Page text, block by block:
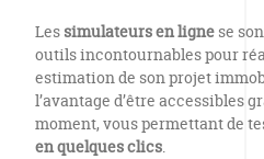
Les simulateurs en ligne se
outils incontournables pour
estimation de son projet
l’avantage d’être accessibles
moment, vous permettant de
en quelques clics.